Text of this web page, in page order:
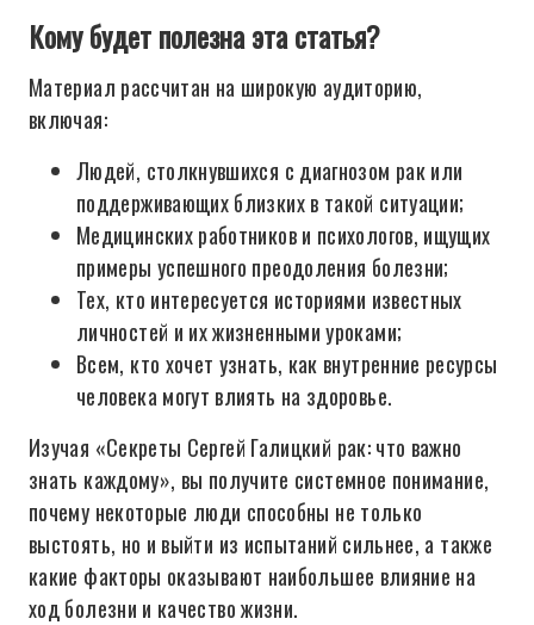
Кому будет полезна эта статья?
Материал рассчитан на широкую аудиторию,
включая:
Людей, столкнувшихся с диагнозом рак или
поддерживающих близких в такой ситуации;
Медицинских работников и психологов, ищущих
примеры успешного преодоления болезни;
Тех, кто интересуется историями известных
личностей и их жизненными уроками;
Всем, кто хочет узнать, как внутренние ресурсы
человека могут влиять на здоровье.
Изучая «Секреты Сергей Галицкий рак: что важно
знать каждому», вы получите системное понимание,
почему некоторые люди способны не только
выстоять, но и выйти из испытаний сильнее, а также
какие факторы оказывают наибольшее влияние на
ход болезни и качество жизни.